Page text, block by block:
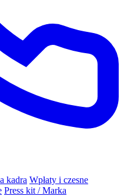
kadra Wpłaty i czesne
Press kit / Marka